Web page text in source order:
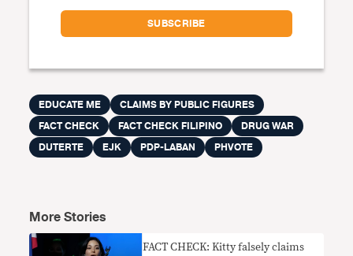
EDUCATE ME
CLAIMS BY PUBLIC FIGURES
FACT CHECK
FACT CHECK FILIPINO
DRUG WAR
DUTERTE
EJK PDP-LABAN PHVOTE
More Stories
FACT CHECK: Kitty falsely claims